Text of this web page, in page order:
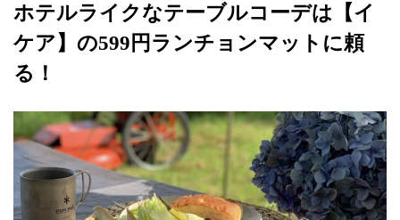
ホテルライクなテーブルコーデは【イ
ケア】の599円ランチョンマットに頼
る！